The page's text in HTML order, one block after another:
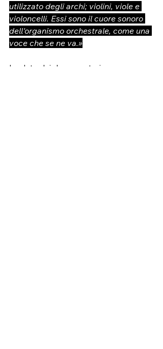
utilizzato degli archi; violini, viole e
violoncelli. Essi sono il cuore sonoro
dell'organismo orchestrale, come una
voce che se ne va.»
Le date dei documentari: